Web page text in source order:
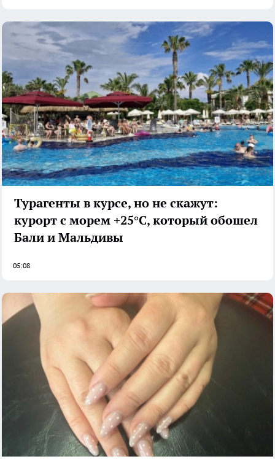
Турагенты в курсе, но не скажут:
курорт с морем +25°C, который обошел
Бали и Мальдивы
05:08